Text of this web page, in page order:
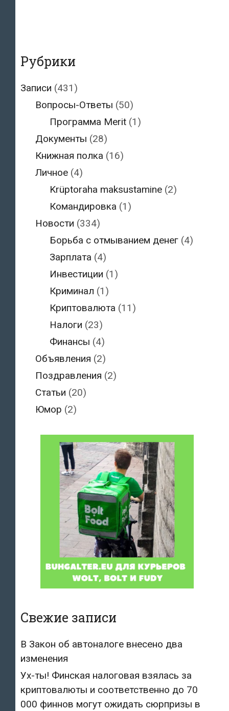
Рубрики
Записи (431)
Вопросы-Ответы (50)
Программа Merit (1)
Документы (28)
Книжная полка (16)
Личное(4)
Krüptoraha maksustamine (2)
Командировка (1)
Новости (334)
Борьба с отмыванием денег (4)
Зарплата (4)
Инвестиции (1)
Криминал (1)
Криптовалюта (11)
Налоги (23)
Финансы (4)
Объявления (2)
Поздравления (2)
Статьи (20)
Юмор (2)
Свежие записи
В Закон об автоналоге внесено два
изменения
Ух-ты! Финская налоговая взялась за
криптовалюты и соответственно до 70
000 финнов могут ожидать сюрпризы в